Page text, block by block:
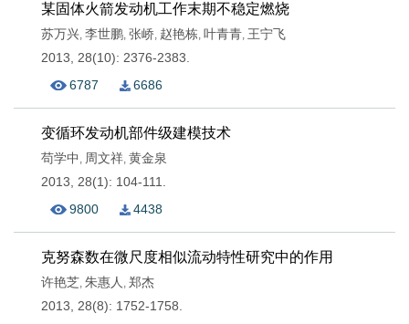
某固体火箭发动机工作末期不稳定燃烧
苏万兴, 李世鹏, 张峤, 赵艳栋, 叶青青, 王宁飞
2013, 28(10): 2376-2383.
6787
6686
变循环发动机部件级建模技术
苟学中 , 周文祥, 黄金泉
2013, 28(1): 104-111.
9800
4438
克努森数在微尺度相似流动特性研究中的作用
许艳芝, 朱惠人 , 郑杰
2013, 28(8): 1752-1758.